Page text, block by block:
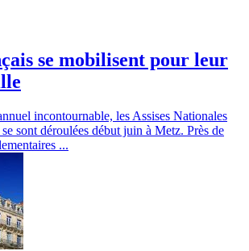
se mobilisent pour leur
incontournable, les Assises Nationales
sont déroulées début juin à Metz. Près de
...